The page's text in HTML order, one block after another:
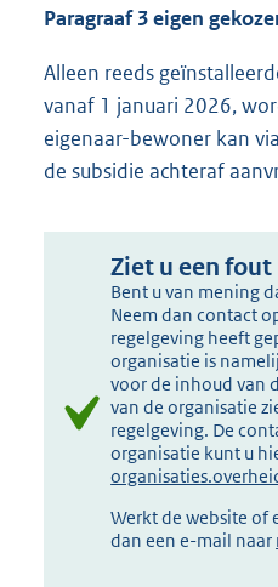
Paragraaf 3 eigen
Alleen reeds
vanaf 1 januari 2026,
eigenaar-bewoner kan
de subsidie achteraf
Ziet u een
Bent u van mening
Neem dan contact
regelgeving heeft
organisatie is
voor de inhoud van
van de organisatie
regelgeving. De
organisatie kunt u
Werkt de website of
dan een e-mail naar